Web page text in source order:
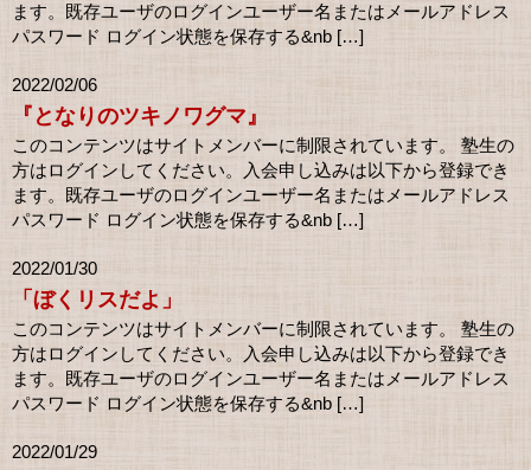
ます。既存ユーザのログインユーザー名またはメールアドレス
パスワード ログイン状態を保存する&nb […]
2022/02/06
『となりのツキノワグマ』
このコンテンツはサイトメンバーに制限されています。 塾生の
方はログインしてください。入会申し込みは以下から登録でき
ます。既存ユーザのログインユーザー名またはメールアドレス
パスワード ログイン状態を保存する&nb […]
2022/01/30
「ぼくリスだよ」
このコンテンツはサイトメンバーに制限されています。 塾生の
方はログインしてください。入会申し込みは以下から登録でき
ます。既存ユーザのログインユーザー名またはメールアドレス
パスワード ログイン状態を保存する&nb […]
2022/01/29